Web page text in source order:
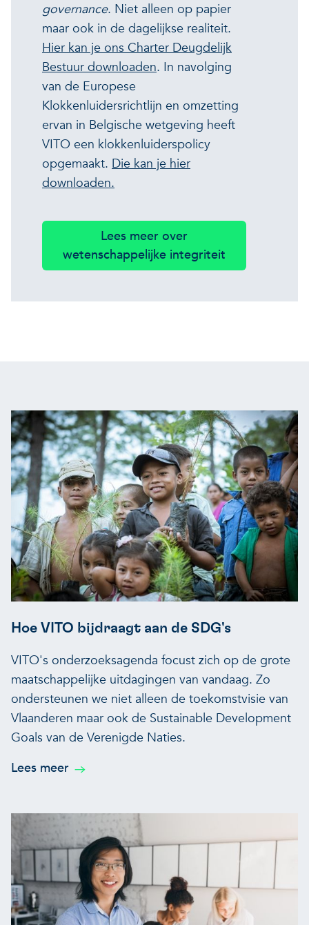
governance. Niet alleen op papier
maar ook in de dagelijkse realiteit.
Hier kan je ons Charter Deugdelijk
Bestuur downloaden. In navolging
van de Europese
Klokkenluidersrichtlijn en omzetting
ervan in Belgische wetgeving heeft
VITO een klokkenluiderspolicy
opgemaakt. Die kan je hier
downloaden.
Lees meer over
wetenschappelijke integriteit
Hoe VITO bijdraagt aan de SDG's
VITO's onderzoeksagenda focust zich op de grote
maatschappelijke uitdagingen van vandaag. Zo
ondersteunen we niet alleen de toekomstvisie van
Vlaanderen maar ook de Sustainable Development
Goals van de Verenigde Naties.
Lees meer